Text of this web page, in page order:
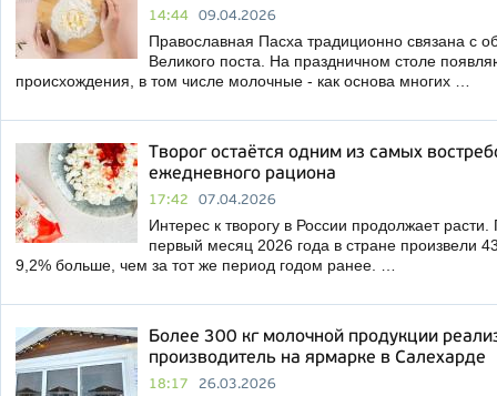
14:44 09.04.2026
Православная Пасха традиционно связана с
Великого поста. На праздничном столе
происхождения, в том числе молочные - как основа многих …
Творог остаётся одним из самых
ежедневного рациона
17:42 07.04.2026
Интерес к творогу в России продолжает
первый месяц 2026 года в стране произвели
9,2% больше, чем за тот же период годом ранее. …
Более 300 кг молочной продукции
производитель на ярмарке в Салехарде
18:17 26.03.2026